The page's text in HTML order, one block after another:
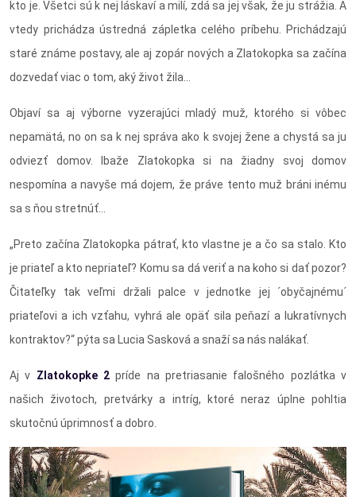
kto je. Všetci sú k nej láskaví a milí, zdá sa jej však, že ju strážia. A
vtedy prichádza ústredná zápletka celého príbehu. Prichádzajú
staré známe postavy, ale aj zopár nových a Zlatokopka sa začína
dozvedať viac o tom, aký život žila...
Objaví sa aj výborne vyzerajúci mladý muž, ktorého si vôbec
nepamätá, no on sa k nej správa ako k svojej žene a chystá sa ju
odviezť domov. Ibaže Zlatokopka si na žiadny svoj domov
nespomína a navyše má dojem, že práve tento muž bráni inému
sa s ňou stretnúť...
„Preto začína Zlatokopka pátrať, kto vlastne je a čo sa stalo. Kto
je priateľ a kto nepriateľ? Komu sa dá veriť a na koho si dať pozor?
Čitateľky tak veľmi držali palce v jednotke jej ´obyčajnému´
priateľovi a ich vzťahu, vyhrá ale opäť sila peňazí a lukratívnych
kontraktov?“ pýta sa Lucia Sasková a snaží sa nás nalákať.
Aj v Zlatokopke 2príde na pretriasanie falošného pozlátka v
našich životoch, pretvárky a intríg, ktoré neraz úplne pohltia
skutočnú úprimnosť a dobro.